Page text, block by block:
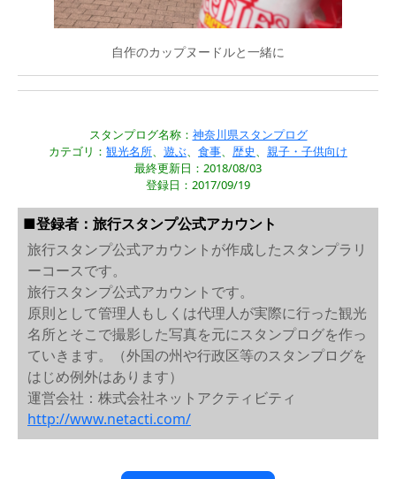
自作のカップヌードルと一緒に
スタンプログ名称： 神奈川県スタンプログ
カテゴリ： 観光名所、 遊ぶ、 食事、 歴史、 親子・子供向け
最終更新日：2018/08/03
登録日：2017/09/19
■登録者：旅行スタンプ公式アカウント
旅行スタンプ公式アカウントが作成したスタンプラリ
ーコースです。
旅行スタンプ公式アカウントです。
原則として管理人もしくは代理人が実際に行った観光
名所とそこで撮影した写真を元にスタンプログを作っ
ていきます。（外国の州や行政区等のスタンプログを
はじめ例外はあります）
運営会社：株式会社ネットアクティビティ
http://www.netacti.com/